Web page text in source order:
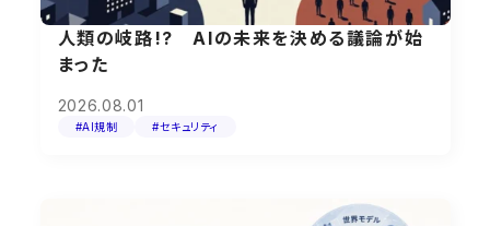
人類の岐路!? AIの未来を決める議論が始
まった
2026.08.01
#AI規制 #セキュリティ